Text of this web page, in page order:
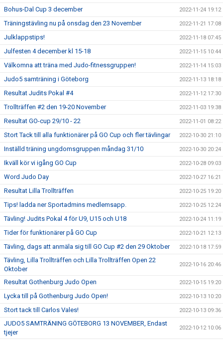
Bohus-Dal Cup 3 december 2022-11-24 19:12
Träningstävling nu på onsdag den 23 November 2022-11-21 17:08
Julklappstips! 2022-11-18 07:45
Julfesten 4 december kl 15-18 2022-11-15 10:44
Välkomna att träna med Judo-fitnessgruppen! 2022-11-14 15:03
Judo5 samträning i Göteborg 2022-11-13 18:18
Resultat Judits Pokal #4 2022-11-12 17:30
Trollträffen #2 den 19-20 November 2022-11-03 19:38
Resultat GO-cup 29/10 - 22 2022-11-01 08:22
Stort Tack till alla funktionärer på GO Cup och fler tävlingar 2022-10-30 21:10
Inställd träning ungdomsgruppen måndag 31/10 2022-10-30 20:24
Ikväll kör vi igång GO Cup 2022-10-28 09:03
Word Judo Day 2022-10-27 16:21
Resultat Lilla Trollträffen 2022-10-25 19:20
Tips! ladda ner Sportadmins medlemsapp. 2022-10-25 12:24
Tävling! Judits Pokal 4 för U9, U15 och U18 2022-10-24 11:19
Tider för funktionärer på GO Cup 2022-10-21 12:13
Tävling, dags att anmäla sig till GO Cup #2 den 29 Oktober 2022-10-18 17:59
Tävling, Lilla Trollträffen och Lilla Trollträffen Open 22
Oktober
2022-10-16 20:46
Resultat Gothenburg Judo Open 2022-10-15 19:20
Lycka till på Gothenburg Judo Open! 2022-10-13 10:20
Stort tack till Carlos Vales! 2022-10-13 09:36
JUDO5 SAMTRÄNING GÖTEBORG 13 NOVEMBER, Endast
tjejer
2022-10-12 10:06